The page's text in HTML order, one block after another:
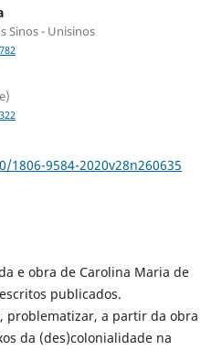
Sinos - Unisinos
9584-2020v28n260635
e obra de Carolina Maria de
publicados.
problematizar, a partir da obra
da (des)colonialidade na